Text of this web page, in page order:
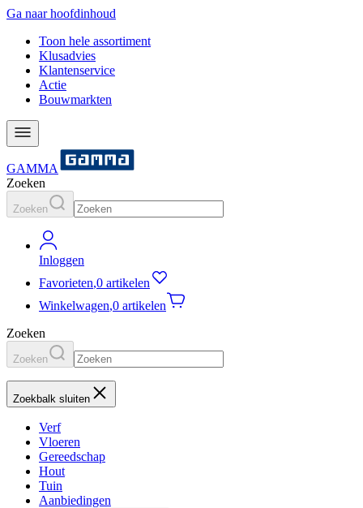
Ga naar hoofdinhoud
Toon hele assortiment
Klusadvies
Klantenservice
Actie
Bouwmarkten
GAMMA
Zoeken
Zoeken
Inloggen
Favorieten,0 artikelen
Winkelwagen,0 artikelen
Zoeken
Zoeken
Zoekbalk sluiten
Verf
Vloeren
Gereedschap
Hout
Tuin
Aanbiedingen